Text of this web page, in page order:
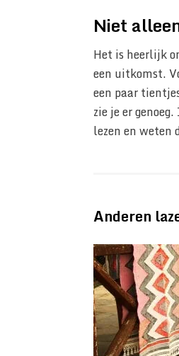
Niet
Het is heerlijk
een uitkomst.
een paar
zie je er
lezen en weten
Anderen